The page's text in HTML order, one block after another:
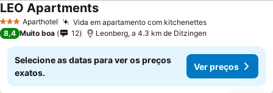
3 EstrelasAparthotel Vida em apartamento com kitchenettesVer preços
LEO ApartmentsVer preços
8,4 Muito boa 12 Leonberg, a 4.3 km de Ditzingen
Selecione as datas para ver os preços
exatos.
Ver preços